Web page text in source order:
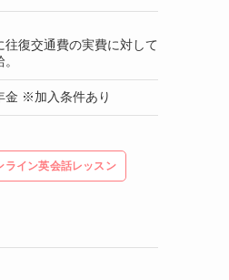
復交通費の実費に対して
金 ※加入条件あり
ライン英会話レッスン